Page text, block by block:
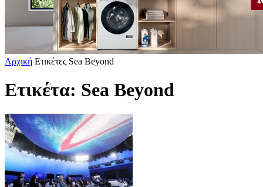
Αρχική Ετικέτες Sea Beyond
Ετικέτα: Sea Beyond